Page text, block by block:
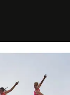
ponen el